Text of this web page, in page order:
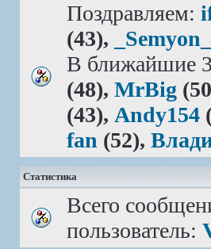
Поздравляем:
(43),
_Semyon_
В ближайшие
(48), MrBig
(43), Andy154
fan (52),
Статистика
Всего
пользователь: